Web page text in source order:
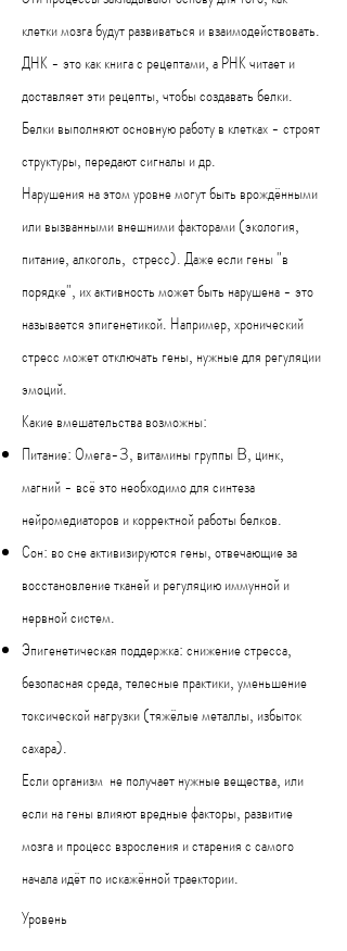
клетки мозга будут развиваться и взаимодействовать.
ДНК - это как книга с рецептами, а РНК читает и
доставляет эти рецепты, чтобы создавать белки.
Белки выполняют основную работу в клетках - строят
структуры, передают сигналы и др.
Нарушения на этом уровне могут быть врождёнными
или вызванными внешними факторами (экология,
питание, алкоголь, стресс). Даже если гены "в
порядке", их активность может быть нарушена - это
называется эпигенетикой. Например, хронический
стресс может отключать гены, нужные для регуляции
эмоций.
Какие вмешательства возможны:
Питание: Омега-3, витамины группы B, цинк,
магний - всё это необходимо для синтеза
нейромедиаторов и корректной работы белков.
Сон: во сне активизируются гены, отвечающие за
восстановление тканей и регуляцию иммунной и
нервной систем.
Эпигенетическая поддержка: снижение стресса,
безопасная среда, телесные практики, уменьшение
токсической нагрузки (тяжёлые металлы, избыток
сахара).
Если организм не получает нужные вещества, или
если на гены влияют вредные факторы, развитие
мозга и процесс взросления и старения с самого
начала идёт по искажённой траектории.
Уровень